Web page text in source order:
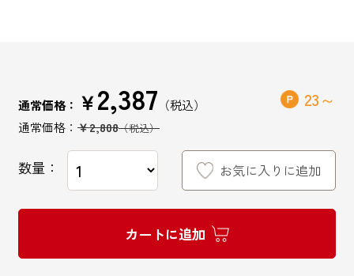
外部サービスアカウント連携利用規約
医薬品の販売に関する表示
特定商取引法に基づく表記
インターネットでのお問い合わせ
通常価格： ￥2,387
￥2,808
23
数量：
カートに追加
お気に入りに追加